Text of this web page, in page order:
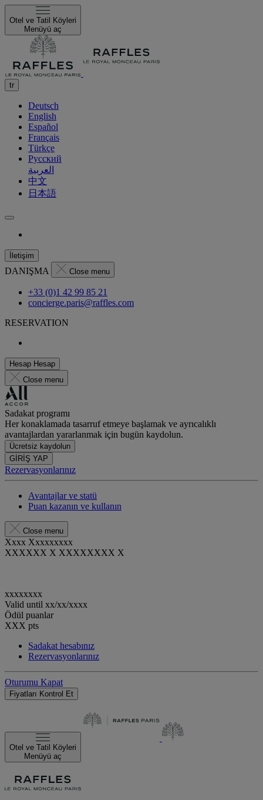
Otel ve Tatil Köyleri
Menüyü aç
tr
Deutsch
English
Español
Français
Türkçe
Русский
العربية
中文
日本語
İletişim
DANIŞMA Close menu
+33 (0)1 42 99 85 21
concierge.paris@raffles.com
RESERVATION
Hesap Hesap
Close menu
Sadakat programı
Her konaklamada tasarruf etmeye başlamak ve ayrıcalıklı
avantajlardan yararlanmak için bugün kaydolun.
Ücretsiz kaydolun
GİRİŞ YAP
Rezervasyonlarınız
Avantajlar ve statü
Puan kazanın ve kullanın
Close menu
Xxxx Xxxxxxxxx
XXXXXX X XXXXXXXX X
xxxxxxxx
Valid until xx/xx/xxxx
Ödül puanlar
XXX pts
Sadakat hesabınız
Rezervasyonlarınız
Oturumu Kapat
Fiyatları Kontrol Et
Otel ve Tatil Köyleri
Menüyü aç